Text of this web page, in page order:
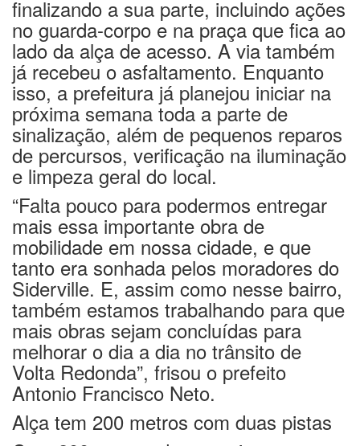
finalizando a sua parte, incluindo ações
no guarda-corpo e na praça que fica ao
lado da alça de acesso. A via também
já recebeu o asfaltamento. Enquanto
isso, a prefeitura já planejou iniciar na
próxima semana toda a parte de
sinalização, além de pequenos reparos
de percursos, verificação na iluminação
e limpeza geral do local.
“Falta pouco para podermos entregar
mais essa importante obra de
mobilidade em nossa cidade, e que
tanto era sonhada pelos moradores do
Siderville. E, assim como nesse bairro,
também estamos trabalhando para que
mais obras sejam concluídas para
melhorar o dia a dia no trânsito de
Volta Redonda”, frisou o prefeito
Antonio Francisco Neto.
Alça tem 200 metros com duas pistas